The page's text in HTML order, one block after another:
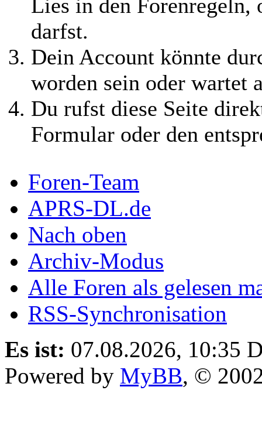
Lies in den Forenregeln,
darfst.
Dein Account könnte
worden sein oder wartet
Du rufst diese Seite
Formular oder den
Foren-Team
APRS-DL.de
Nach oben
Archiv-Modus
Alle Foren als gelesen
RSS-Synchronisation
Es ist: 07.08.2026, 10:35
Powered by MyBB, ©